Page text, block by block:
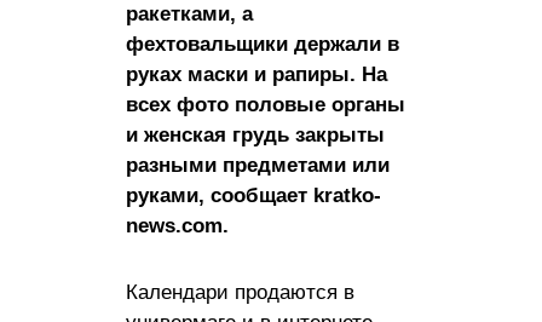
ракетками, а
фехтовальщики держали в
руках маски и рапиры. На
всех фото половые органы
и женская грудь закрыты
разными предметами или
руками, сообщает kratko-
news.com.
Календари продаются в